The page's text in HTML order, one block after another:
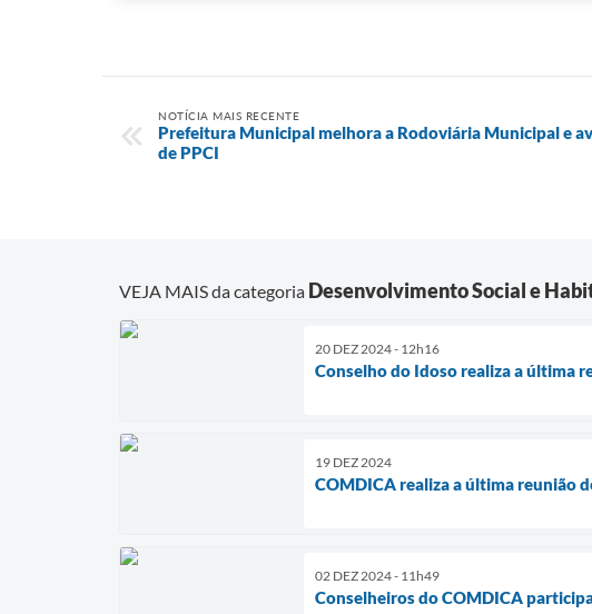
NOTÍCIA MAIS RECENTE
Prefeitura Municipal melhora a Rodoviária Municipal e
de PPCI
VEJA MAIS da categoria Desenvolvimento Social e
20 DEZ 2024 - 12h16
Conselho do Idoso realiza a última
19 DEZ 2024
COMDICA realiza a última reunião
02 DEZ 2024 - 11h49
Conselheiros do COMDICA